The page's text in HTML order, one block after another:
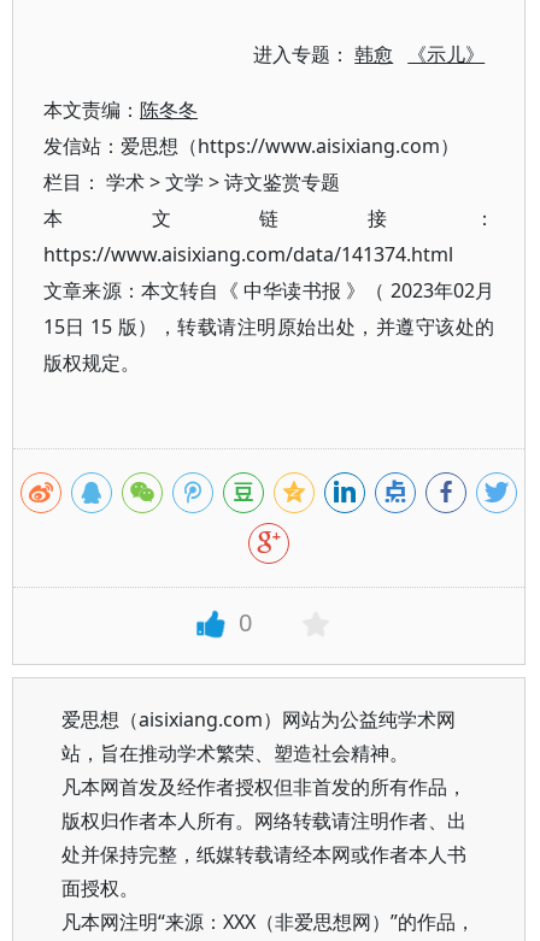
进入专题：韩愈 《示儿》
本文责编： 陈冬冬
发信站：爱思想（https://www.aisixiang.com）
栏目： 学术>文学 >诗文鉴赏专题
本文链接：
https://www.aisixiang.com/data/141374.html
文章来源：本文转自《 中华读书报 》（ 2023年02月
15日 15 版），转载请注明原始出处，并遵守该处的
版权规定。
0
爱思想（aisixiang.com）网站为公益纯学术网
站，旨在推动学术繁荣、塑造社会精神。
凡本网首发及经作者授权但非首发的所有作品，
版权归作者本人所有。网络转载请注明作者、出
处并保持完整，纸媒转载请经本网或作者本人书
面授权。
凡本网注明“来源：XXX（非爱思想网）”的作品，